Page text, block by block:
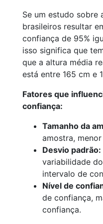
Se um estudo sobre
brasileiros resultar
confiança de 95%
isso significa que
que a altura média
está entre 165 cm e
Fatores que
confiança:
Tamanho da
amostra,
Desvio padrão:
variabilidade
intervalo de
Nível de
de confiança,
confiança.